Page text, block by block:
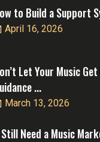
to Build a Support
April 16, 2026
Let Your Music
...
March 13, 2026
Need a Music